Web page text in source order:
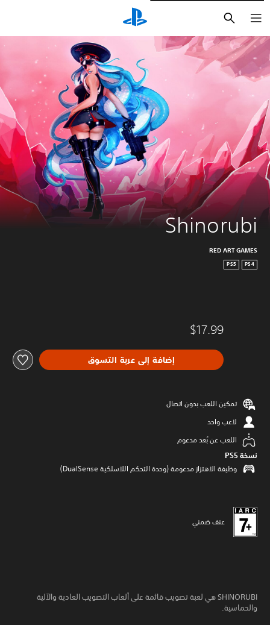
Shinorubi
RED ART GAMES
PS4
PS5
$17.99
إضافة إلى عربة التسوق
تمكين اللعب بدون اتصال
لاعب واحد
اللعب عن بُعد مدعوم
نسخة PS5‏
وظيفة الاهتزاز مدعومة (وحدة التحكم اللاسلكية DualSense‏)
عنف ضمني
SHINORUBI هي لعبة تصويب قائمة على ألعاب التصويب العادية والآلية
والحماسية.